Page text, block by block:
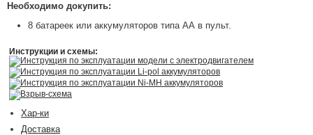
Необходимо докупить:
8 батареек или аккумуляторов типа АА в пульт.
Инструкции и схемы:
Инструкция по эксплуатации модели с электродвигателем
Инструкция по эксплуатации Li-pol аккумуляторов
Инструкция по эксплуатации Ni-MH аккумуляторов
Взрыв-схема
Хар-ки
Доставка